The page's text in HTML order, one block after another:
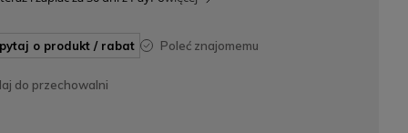
o produkt / rabat poleć znajomemu
do przechowalni